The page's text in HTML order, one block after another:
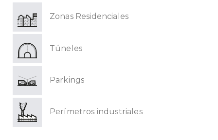
Zonas Residenciales
Túneles
Parkings
Perímetros industriales